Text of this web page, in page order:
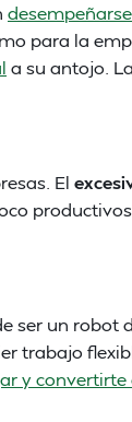
para la
a su antojo.
El
ser un robot
trabajo
y